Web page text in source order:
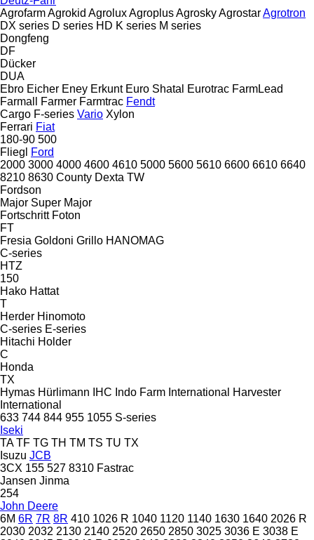
AgrofarmAgrokid AgroluxAgroplusAgroskyAgrostarAgrotron
DX series D series HD K series M series
Dongfeng
DF
Dücker
DUA
Ebro Eicher Eney Erkunt Euro Shatal Eurotrac FarmLead
Farmall
Farmer Farmtrac Fendt
Cargo F-series Vario Xylon
Ferrari Fiat
180-90 500
Fliegl
Ford
2000 3000 4000 4600 4610 5000 5600 5610 6600 6610 6640
8210 8630 County Dexta TW
Fordson
Major Super Major
Fortschritt Foton
FT
Fresia Goldoni Grillo HANOMAG
C-series
HTZ
150
Hako Hattat
T
Herder Hinomoto
C-series E-series
Hitachi Holder
C
Honda
TX
Hymas Hürlimann IHC Indo Farm International Harvester
International
633 744 844 955 1055 S-series
Iseki
TA TF TG TH TM TS TU TX
Isuzu JCB
3CX 155 527 8310 Fastrac
Jansen Jinma
254
John Deere
6M 6R 7R 8R 410 1026 R 1040 1120 1140 1630 1640 2026 R
2030 2032 2130 2140 2520 2650 2850 3025 3036 E 3038 E